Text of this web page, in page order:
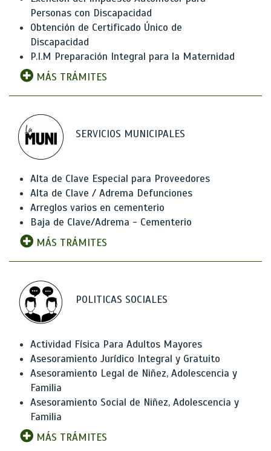
Personas con Discapacidad
Obtención de Certificado Único de
Discapacidad
P.I.M Preparación Integral para la Maternidad
MÁS TRÁMITES
SERVICIOS MUNICIPALES
Alta de Clave Especial para Proveedores
Alta de Clave / Adrema Defunciones
Arreglos varios en cementerio
Baja de Clave/Adrema - Cementerio
MÁS TRÁMITES
POLITICAS SOCIALES
Actividad Física Para Adultos Mayores
Asesoramiento Jurídico Integral y Gratuito
Asesoramiento Legal de Niñez, Adolescencia y
Familia
Asesoramiento Social de Niñez, Adolescencia y
Familia
MÁS TRÁMITES